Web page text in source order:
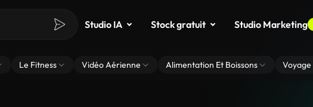
Studio IA Stock gratuit Studio Marketing
Le Fitness Vidéo Aérienne Alimentation Et Boissons Voyage